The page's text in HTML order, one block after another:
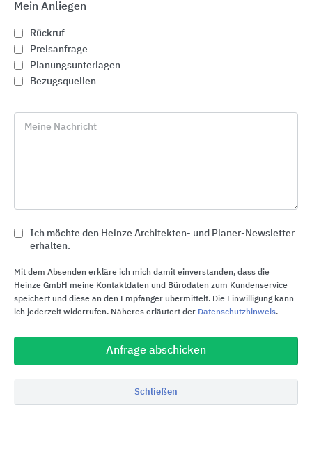
Mein Anliegen
Rückruf
Preisanfrage
Planungsunterlagen
Bezugsquellen
Meine Nachricht
Ich möchte den Heinze Architekten- und Planer-Newsletter
erhalten.
Mit dem Absenden erkläre ich mich damit einverstanden, dass die
Heinze GmbH meine Kontaktdaten und Bürodaten zum Kundenservice
speichert und diese an den Empfänger übermittelt. Die Einwilligung kann
ich jederzeit widerrufen. Näheres erläutert der Datenschutzhinweis.
Anfrage abschicken
Schließen